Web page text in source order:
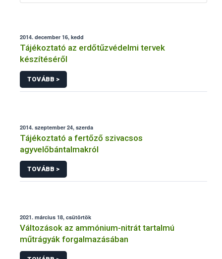
2014. december 16, kedd
Tájékoztató az erdőtűzvédelmi tervek
készítéséről
TOVÁBB >
2014. szeptember 24, szerda
Tájékoztató a fertőző szivacsos
agyvelőbántalmakról
TOVÁBB >
2021. március 18, csütörtök
Változások az ammónium-nitrát tartalmú
műtrágyák forgalmazásában